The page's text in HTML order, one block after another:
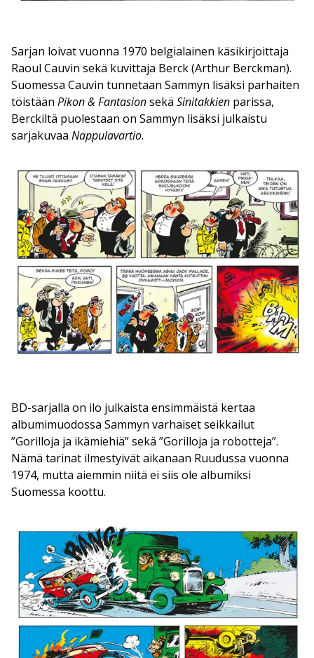
Sarjan loivat vuonna 1970 belgialainen käsikirjoittaja
Raoul Cauvin sekä kuvittaja Berck (Arthur Berckman).
Suomessa Cauvin tunnetaan Sammyn lisäksi parhaiten
töistään Pikon & Fantasionsekä Sinitakkien parissa,
Berckiltä puolestaan on Sammyn lisäksi julkaistu
sarjakuvaa Nappulavartio.
BD-sarjalla on ilo julkaista ensimmäistä kertaa
albumimuodossa Sammyn varhaiset seikkailut
”Gorilloja ja ikämiehiä” sekä ”Gorilloja ja robotteja”.
Nämä tarinat ilmestyivät aikanaan Ruudussa vuonna
1974, mutta aiemmin niitä ei siis ole albumiksi
Suomessa koottu.